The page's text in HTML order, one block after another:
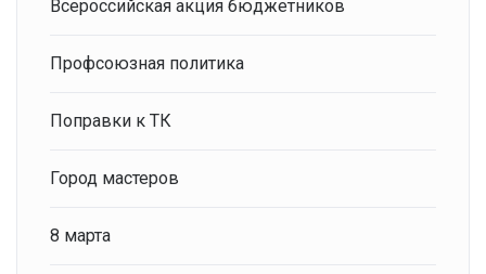
Всероссийская акция бюджетников
Профсоюзная политика
Поправки к ТК
Город мастеров
8 марта